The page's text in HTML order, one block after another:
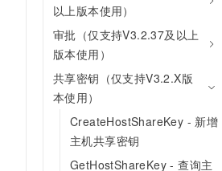
以上版本使用）
审批（仅支持V3.2.37及以上
版本使用）
共享密钥（仅支持V3.2.X版
本使用）
CreateHostShareKey - 新增
主机共享密钥
GetHostShareKey - 查询主